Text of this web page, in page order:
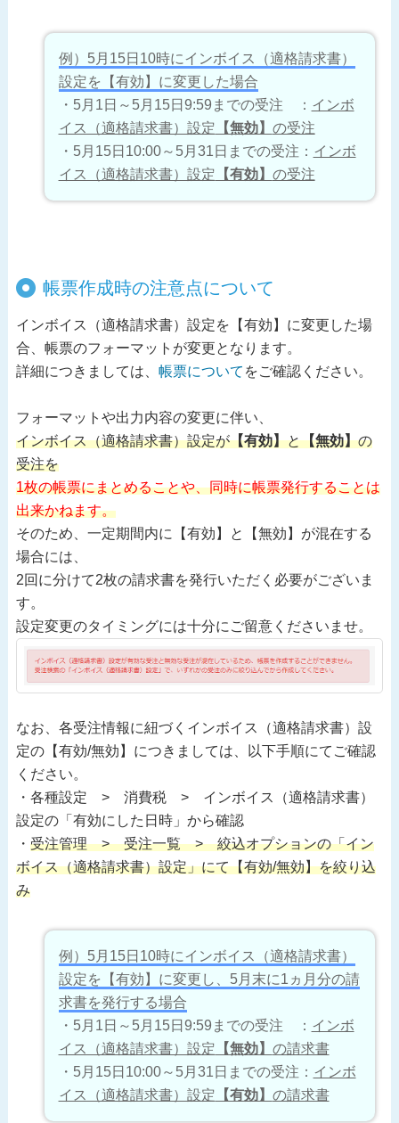
例）5月15日10時にインボイス（適格請求書）
設定を【有効】に変更した場合
・5月1日～5月15日9:59までの受注 ： インボ
イス（適格請求書）設定 【無効】 の受注
・5月15日10:00～5月31日までの受注： インボ
イス（適格請求書）設定 【有効】 の受注
帳票作成時の注意点について
インボイス（適格請求書）設定を【有効】に変更した場
合、帳票のフォーマットが変更となります。
詳細につきましては、 帳票について をご確認ください。
フォーマットや出力内容の変更に伴い、
インボイス（適格請求書）設定が【有効】と【無効】の
受注を
1枚の帳票にまとめることや、同時に帳票発行することは
出来かねます。
そのため、一定期間内に【有効】と【無効】が混在する
場合には、
2回に分けて2枚の請求書を発行いただく必要がございま
す。
設定変更のタイミングには十分にご留意くださいませ。
なお、各受注情報に紐づくインボイス（適格請求書）設
定の【有効/無効】につきましては、以下手順にてご確認
ください。
・各種設定 > 消費税 > インボイス（適格請求書）
設定の「有効にした日時」から確認
・ 受注管理 > 受注一覧 > 絞込オプションの「イン
ボイス（適格請求書）設定」にて【有効/無効】を絞り込
み
例）5月15日10時にインボイス（適格請求書）
設定を【有効】に変更し、5月末に1ヵ月分の請
求書を発行する場合
・5月1日～5月15日9:59までの受注 ： インボ
イス（適格請求書）設定 【無効】 の請求書
・5月15日10:00～5月31日までの受注： インボ
イス（適格請求書）設定 【有効】 の請求書